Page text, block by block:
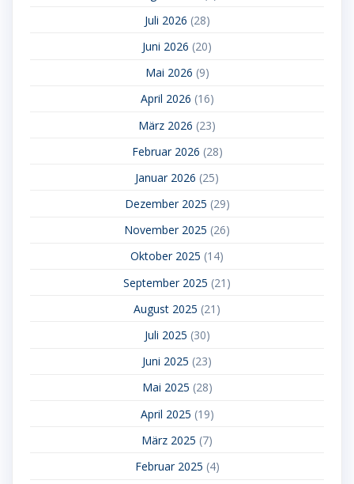
Juli 2026 (28)
Juni 2026 (20)
Mai 2026 (9)
April 2026 (16)
März 2026 (23)
Februar 2026 (28)
Januar 2026 (25)
Dezember 2025 (29)
November 2025 (26)
Oktober 2025 (14)
September 2025 (21)
August 2025 (21)
Juli 2025 (30)
Juni 2025 (23)
Mai 2025 (28)
April 2025 (19)
März 2025 (7)
Februar 2025 (4)